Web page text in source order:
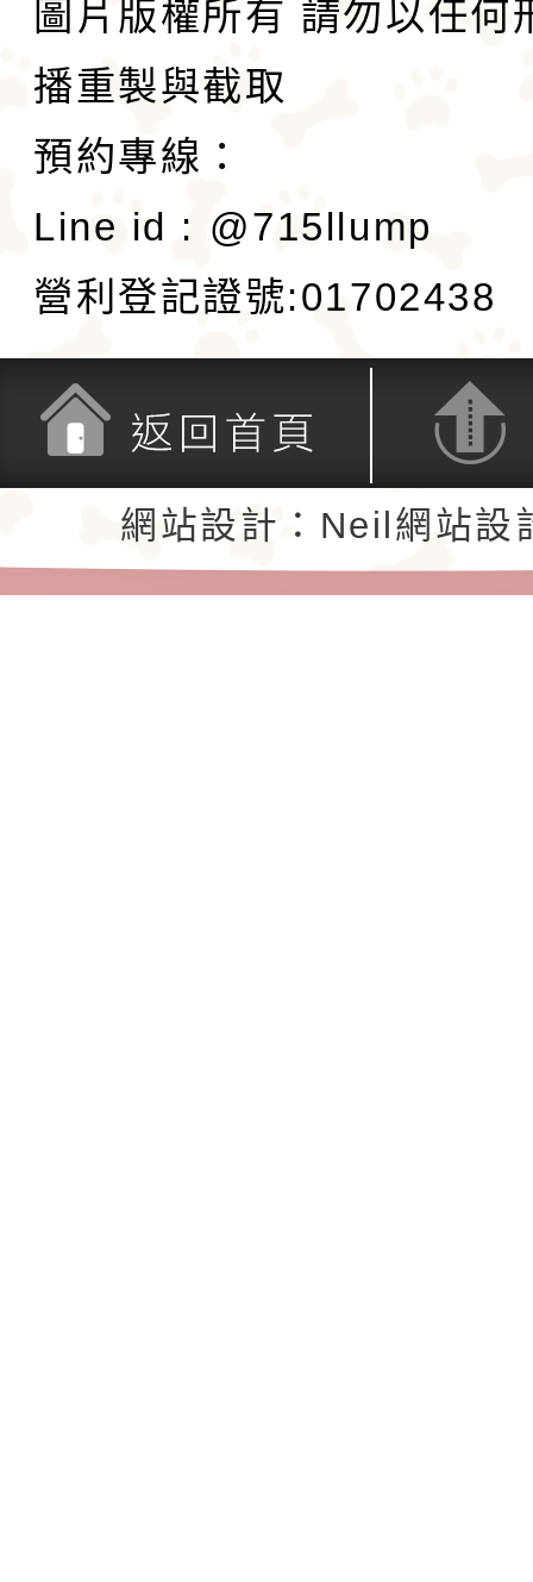
圖片版權所有 請勿以任何
播重製與截取
預約專線：
Line id : @715llump
營利登記證號:01702438
返回首頁 返回頂端
網站設計：Neil網站設